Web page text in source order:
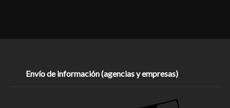
Envío de información (agencias y empresas)